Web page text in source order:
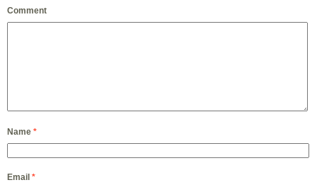
Comment
Name *
Email *